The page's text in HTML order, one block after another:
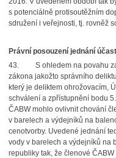
s potenciálně protisoutěžním
sdružení i veřejnosti, tj. rovněž
Právní posouzení jednání
43.
S ohledem na povahu
zákona jakožto správního
který je deliktem ohrožovacím,
schválení a zpřístupnění bodu
ČABW mohlo ovlivnit chování
v barelech a výdejníků na
cenotvorby. Uvedené jednání
vody v barelech a výdejníků na
republiky tak, že členové